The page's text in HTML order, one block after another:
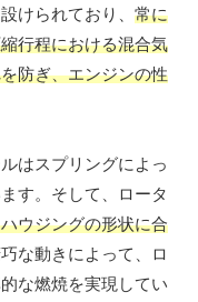
けられており、 常に
行程における混合気
防ぎ、エンジンの性
はスプリングによっ
す。そして、ロータ
ウジングの形状に合
な動きによって、ロ
な燃焼を実現してい